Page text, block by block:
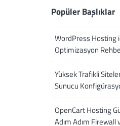
Popüler Başlıklar
WordPress Hosting
Optimizasyon
Yüksek Trafikli
Sunucu
OpenCart Hosting
Adım Adım